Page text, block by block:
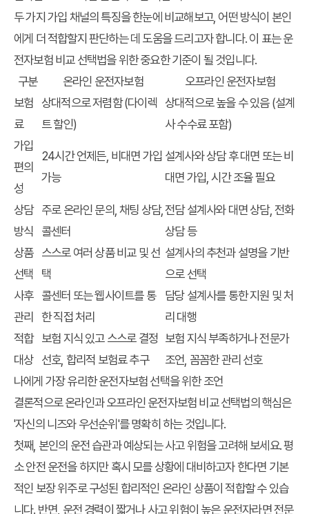
두 가지 가입 채널의 특징을 한눈에 비교해보고, 어떤 방식이 본인
에게 더 적합할지 판단하는 데 도움을 드리고자 합니다. 이 표는운
전자보험 비교 선택법을 위한 중요한 기준이 될 것입니다.
구분
온라인 운전자보험
오프라인 운전자보험
보험
료
상대적으로 저렴함 (다이렉
트 할인)
상대적으로 높을 수 있음 (설계
사 수수료 포함)
가입
편의
성
24시간 언제든, 비대면 가입
가능
설계사와 상담 후 대면 또는 비
대면 가입, 시간 조율 필요
상담
방식
주로 온라인 문의, 채팅 상담,
콜센터
전담 설계사와 대면 상담, 전화
상담 등
상품
선택
스스로 여러 상품 비교 및 선
택
설계사의 추천과 설명을 기반
으로 선택
사후
관리
콜센터 또는 웹사이트를 통
한 직접 처리
담당 설계사를 통한 지원 및 처
리 대행
적합
대상
보험 지식 있고 스스로 결정
선호, 합리적 보험료 추구
보험 지식 부족하거나 전문가
조언, 꼼꼼한 관리 선호
나에게 가장 유리한 운전자보험 선택을 위한 조언
결론적으로 온라인과 오프라인운전자보험 비교 선택법의 핵심은
'자신의 니즈와 우선순위'를 명확히 하는 것입니다.
첫째, 본인의 운전 습관과 예상되는 사고 위험을 고려해 보세요. 평
소 안전 운전을 하지만 혹시 모를 상황에 대비하고자 한다면 기본
적인 보장 위주로 구성된 합리적인 온라인 상품이 적합할 수 있습
니다. 반면, 운전 경력이 짧거나 사고 위험이 높은 운전자라면 전문